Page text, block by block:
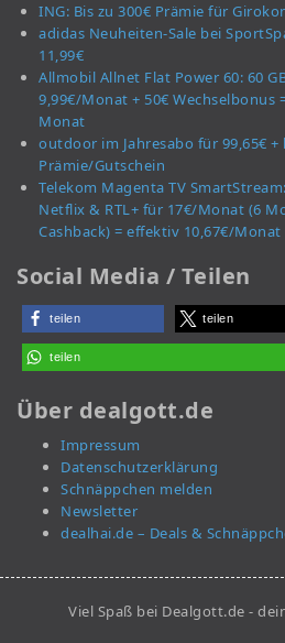
ING: Bis zu 300€ Prämie für
adidas Neuheiten-Sale bei
11,99€
Allmobil Allnet Flat Power 60: 60
9,99€/Monat + 50€ Wechselbonus
Monat
outdoor im Jahresabo für 99,65€ +
Prämie/Gutschein
Telekom Magenta TV
Netflix & RTL+ für 17€/Monat (6
Cashback) = effektiv 10,67€/Monat
Social Media / Teilen
teilen teilen
teilen
Über dealgott.de
Impressum
Datenschutzerklärung
Schnäppchen melden
Newsletter
dealhai.de – Deals &
Viel Spaß bei Dealgott.de -